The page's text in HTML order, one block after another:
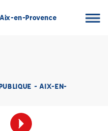
Aix-en-Provence
- AIX-EN-